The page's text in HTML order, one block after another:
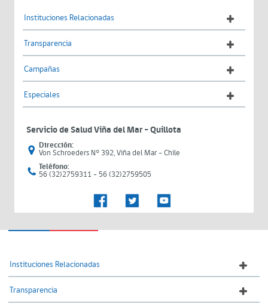
Instituciones Relacionadas
Transparencia
Campañas
Especiales
Servicio de Salud Viña del Mar – Quillota
Dirección:
Von Schroeders N° 392, Viña del Mar - Chile
Teléfono:
56 (32)2759311 - 56 (32)2759505
Instituciones Relacionadas
Transparencia